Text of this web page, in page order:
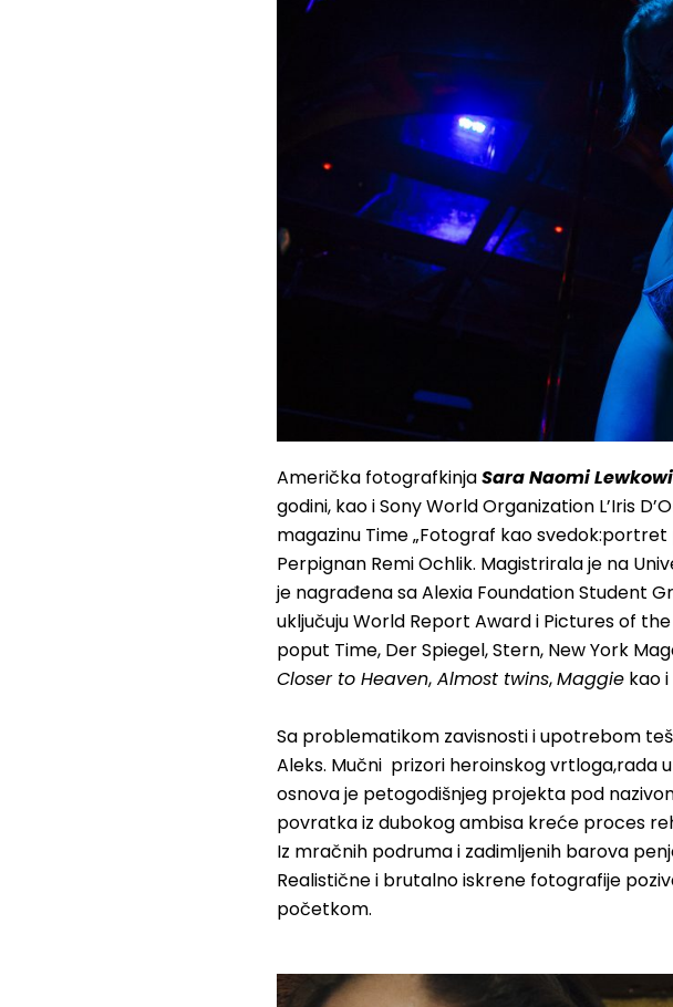
Američka fotografkinja​Sara Naomi
godini, kao i Sony World Organization L’Iris
magazinu Time „Fotograf kao
Perpignan Remi Ochlik. Magistrirala je na
je nagrađena sa Alexia Foundation Student
uključuju World Report Award i Pictures of
poput Time, Der Spiegel, Stern, New York
Closer to Heaven, Almost twins,Maggie kao
Sa problematikom zavisnosti i upotrebom
Aleks. Mučni prizori heroinskog vrtloga,rada
osnova je petogodišnjeg projekta pod
povratka iz dubokog ambisa kreće proces
Iz mračnih podruma i zadimljenih barova
Realistične i brutalno iskrene fotografije
početkom.